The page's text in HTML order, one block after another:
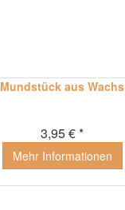
Mundstück aus Wachs
3,95 € *
Mehr Informationen